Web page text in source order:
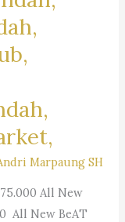
Marpaung SH
All New
All New BeAT